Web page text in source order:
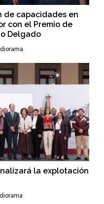
de capacidades en
con el Premio de
Delgado
la explotación